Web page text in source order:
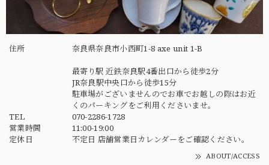
住所 奈良県奈良市小西町1-8 axe unit 1-B
最寄り駅 近鉄奈良駅4番出口から徒歩2分
JR奈良駅中央口から徒歩15分
駐車場がございませんのでお車でお越しの際はお近
くのパーキングをご利用くださいませ。
TEL
070-2286-1728
営業時間
11:00-19:00
定休日
不定日 店舗営業日カレンダーをご確認ください。
ABOUT/ACCESS